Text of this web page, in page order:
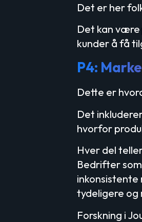
Det er her
Det kan være
kunder å få
P4:
Dette er
Det
hvorfor
Hver del
Bedrifter
tydeligere
Forskning i